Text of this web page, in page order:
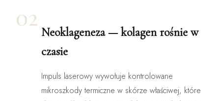
02
Neoklageneza — kolagen rośnie w
czasie
Impuls laserowy wywołuje kontrolowane
mikroszkody termiczne w skórze właściwej, które